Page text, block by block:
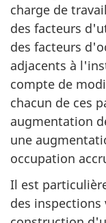
charge de
des facteurs
des facteurs
adjacents à
compte de
chacun de ces
augmentation
une
occupation
Il est
des inspections